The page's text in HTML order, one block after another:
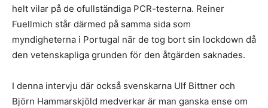
helt vilar på de ofullständiga PCR-testerna. Reiner
Fuellmich står därmed på samma sida som
myndigheterna i Portugal när de tog bort sin lockdown då
den vetenskapliga grunden för den åtgärden saknades.
I denna intervju där också svenskarna Ulf Bittner och
Björn Hammarskjöld medverkar är man ganska ense om